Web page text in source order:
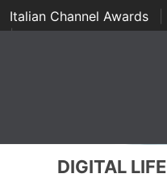
Italian Channel Awards
| ...
DIGITAL LIFE